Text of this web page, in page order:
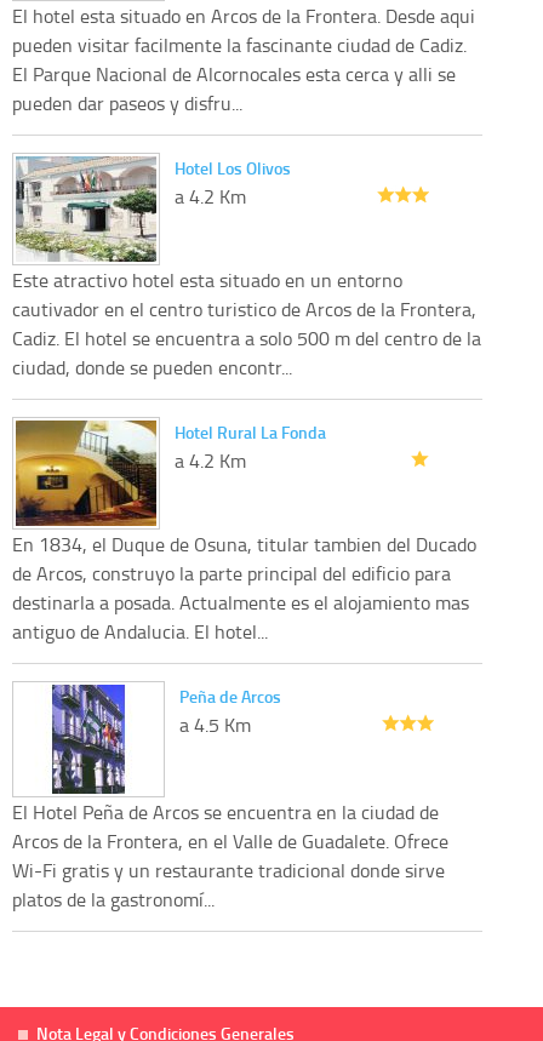
El hotel esta situado en Arcos de la Frontera. Desde aqui
pueden visitar facilmente la fascinante ciudad de Cadiz.
El Parque Nacional de Alcornocales esta cerca y alli se
pueden dar paseos y disfru...
Hotel Los Olivos
a 4.2 Km
Este atractivo hotel esta situado en un entorno
cautivador en el centro turistico de Arcos de la Frontera,
Cadiz. El hotel se encuentra a solo 500 m del centro de la
ciudad, donde se pueden encontr...
Hotel Rural La Fonda
a 4.2 Km
En 1834, el Duque de Osuna, titular tambien del Ducado
de Arcos, construyo la parte principal del edificio para
destinarla a posada. Actualmente es el alojamiento mas
antiguo de Andalucia. El hotel...
Peña de Arcos
a 4.5 Km
El Hotel Peña de Arcos se encuentra en la ciudad de
Arcos de la Frontera, en el Valle de Guadalete. Ofrece
Wi-Fi gratis y un restaurante tradicional donde sirve
platos de la gastronomí...
Nota Legal y Condiciones Generales